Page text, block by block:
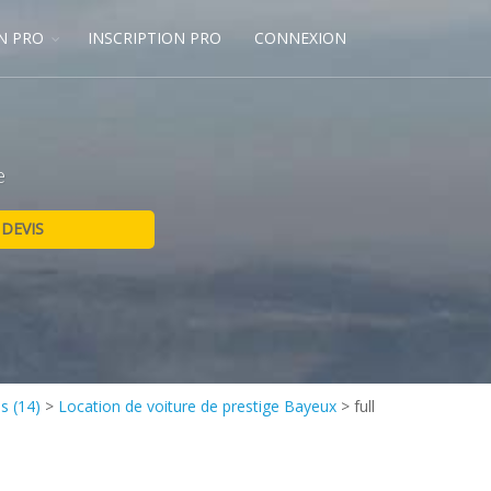
PRO INSCRIPTION PRO CONNEXION
(14) > Location de voiture de prestige Bayeux > full